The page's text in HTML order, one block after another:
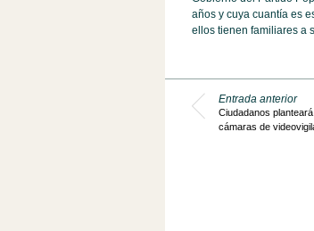
años y cuya cuantía es
ellos tienen familiares a
Entrada anterior
Ciudadanos
cámaras de